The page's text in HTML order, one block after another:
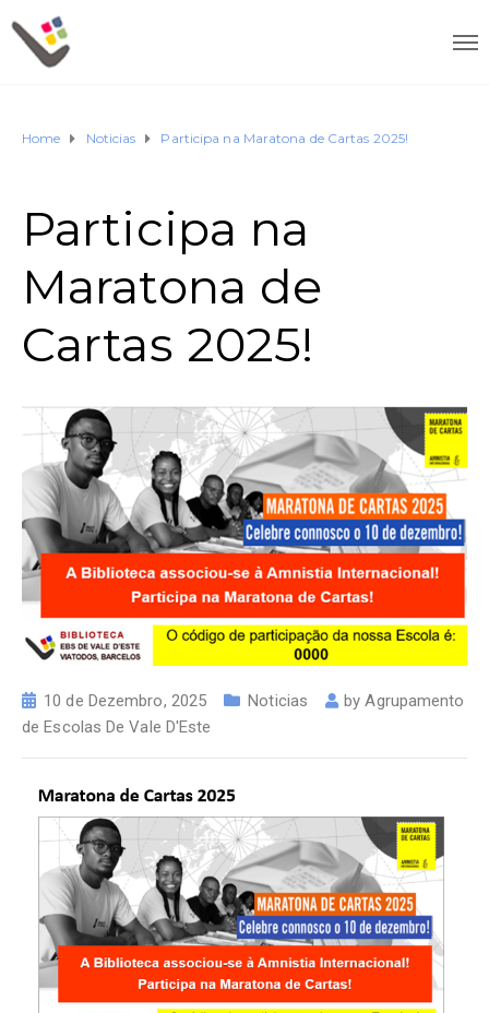
Home Noticias Participa na Maratona de Cartas 2025!
Participa na
Maratona de
Cartas 2025!
10 de Dezembro, 2025 Noticias byAgrupamento
de Escolas De Vale D'Este